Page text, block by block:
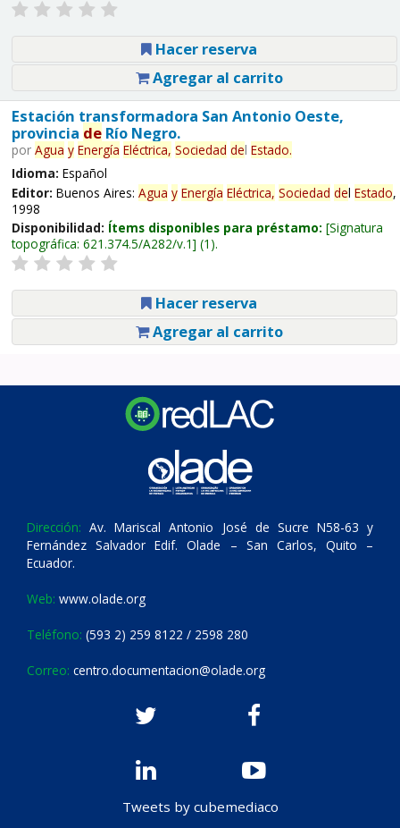
Hacer reserva
Agregar al carrito
Estación transformadora San Antonio Oeste,
provincia deRío Negro.
por Agua y Energía Eléctrica, Sociedad del Estado.
Idioma: Español
Editor: Buenos Aires: Agua y Energía Eléctrica, Sociedad del Estado,
1998
Disponibilidad: Ítems disponibles para préstamo: Signatura
topográfica: 621.374.5/A282/v.1 (1).
Hacer reserva
Agregar al carrito
Dirección: Av. Mariscal Antonio José de Sucre N58-63 y
Fernández Salvador Edif. Olade – San Carlos, Quito –
Ecuador.
Web: www.olade.org
Teléfono: (593 2) 259 8122 / 2598 280
Correo: centro.documentacion@olade.org
Tweets by cubemediaco